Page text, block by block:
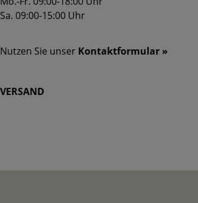
Sa. 09:00-15:00 Uhr
Nutzen Sie unser Kontaktformular »
VERSAND